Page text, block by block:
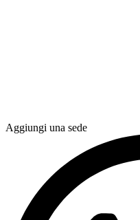
Aggiungi una sede